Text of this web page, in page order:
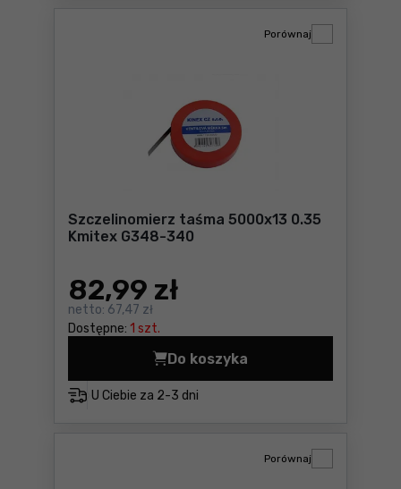
Szczelinomierz taśma 5000x13 0.35
Kmitex G348-340
82,99 zł
netto: 67,47 zł
Dostępne: 1 szt.
Porównaj
U Ciebie za 2-3 dni
Do koszyka
Szczelinomierz taśma
Porównaj